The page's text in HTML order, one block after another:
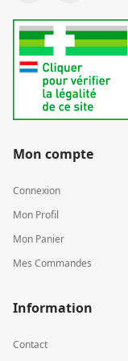
Mon compte
Connexion
Mon Profil
Mon Panier
Mes Commandes
Information
Contact